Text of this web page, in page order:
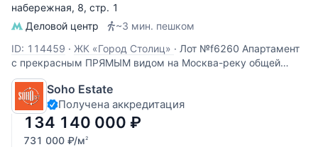
набережная, 8, стр. 1
Деловой центр
~3 мин. пешком
ID: 114459 · ЖК «Город Столиц» · Лот №f6260 Апартамент
с прекрасным ПРЯМЫМ видом на Москва-реку общей
площадью 183,7 кв. м. на 30 этаже башни Москва. Отделка
в современном стиле. Кухня-гостиная, 2 спальни, 2
санузла. 2 машино-места в подземной парковке (130 000
$ каждое)
Soho Estate
Получена аккредитация
134 140 000 ₽
731 000 ₽/м2